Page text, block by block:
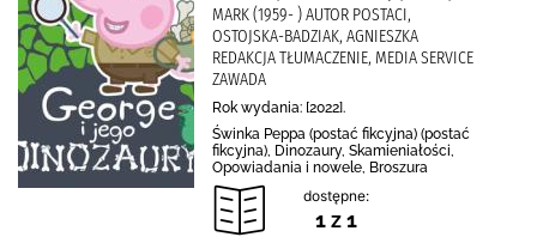
MARK (1959- ) AUTOR POSTACI,
OSTOJSKA-BADZIAK, AGNIESZKA
REDAKCJA TŁUMACZENIE, MEDIA SERVICE
ZAWADA
Rok wydania: [2022].
Świnka Peppa (postać fikcyjna) (postać
fikcyjna), Dinozaury, Skamieniałości,
Opowiadania i nowele, Broszura
dostępne:
1 z 1